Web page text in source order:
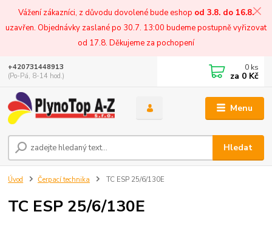
Vážení zákazníci, z důvodu dovolené bude eshop od 3.8. do 16.8.
uzavřen. Objednávky zaslané po 30.7. 13:00 budeme postupně vyřizovat
od 17.8. Děkujeme za pochopení
Menu
Hledat
+420731448913
(Po-Pá, 8-14 hod.)
0 ks
za 0 Kč
Úvod Čerpací technika TC ESP 25/6/130E
TC ESP 25/6/130E